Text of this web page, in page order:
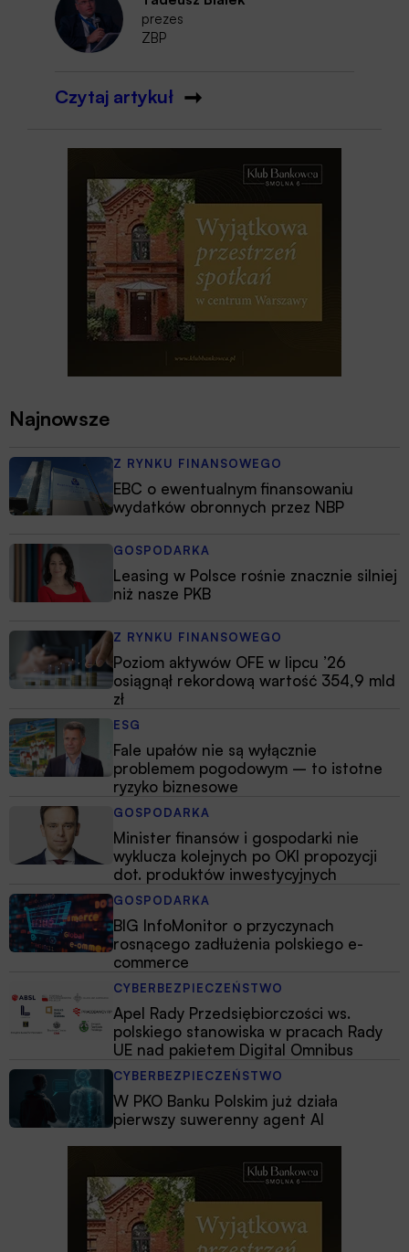
prezes
ZBP
Czytaj artykuł
Najnowsze
Z RYNKU FINANSOWEGO
EBC o ewentualnym finansowaniu
wydatków obronnych przez NBP
GOSPODARKA
Leasing w Polsce rośnie znacznie silniej
niż nasze PKB
Z RYNKU FINANSOWEGO
Poziom aktywów OFE w lipcu ’26
osiągnął rekordową wartość 354,9 mld
zł
ESG
Fale upałów nie są wyłącznie
problemem pogodowym – to istotne
ryzyko biznesowe
GOSPODARKA
Minister finansów i gospodarki nie
wyklucza kolejnych po OKI propozycji
dot. produktów inwestycyjnych
GOSPODARKA
BIG InfoMonitor o przyczynach
rosnącego zadłużenia polskiego e-
commerce
CYBERBEZPIECZEŃSTWO
Apel Rady Przedsiębiorczości ws.
polskiego stanowiska w pracach Rady
UE nad pakietem Digital Omnibus
CYBERBEZPIECZEŃSTWO
W PKO Banku Polskim już działa
pierwszy suwerenny agent AI